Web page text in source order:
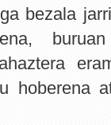
bezala
hoberena